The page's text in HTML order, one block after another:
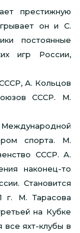
престижную
он и С.
постоянные
игр России,
А. Кольцов
СССР. М.
Международной
спорта. М.
СССР. А.
наконец-то
Становится
г. М. Тарасова
на Кубке
все яхт-клубы в